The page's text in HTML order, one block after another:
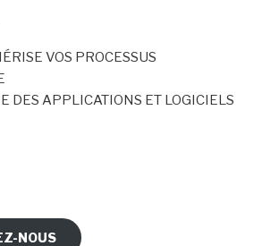
VOS PROCESSUS
DES APPLICATIONS ET LOGICIELS
NOUS